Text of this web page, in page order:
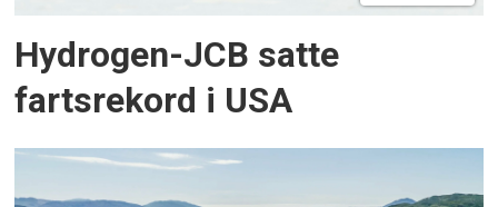
Hydrogen-JCB satte
fartsrekord i USA